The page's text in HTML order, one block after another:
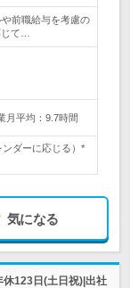
前職給与を考慮の
て…
月平均：9.7時間
ンダーに応じる）*
気になる
123日(土日祝)|出社